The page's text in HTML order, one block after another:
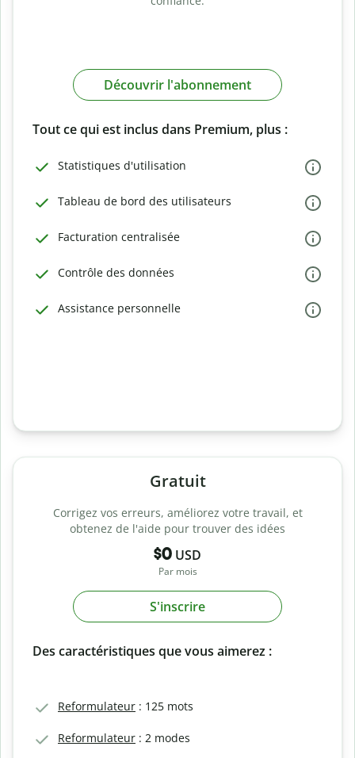
Découvrir l'abonnement
Tout ce qui est inclus dans Premium, plus :
Statistiques d'utilisation
Tableau de bord des utilisateurs
Facturation centralisée
Contrôle des données
Assistance personnelle
Gratuit
Corrigez vos erreurs, améliorez votre travail, et
obtenez de l'aide pour trouver des idées
$0 USD
Par mois
S'inscrire
Des caractéristiques que vous aimerez :
Reformulateur : 125 mots
Reformulateur : 2 modes